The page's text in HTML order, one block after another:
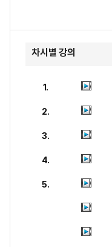
차시별 강의
1.
2.
3.
4.
5.